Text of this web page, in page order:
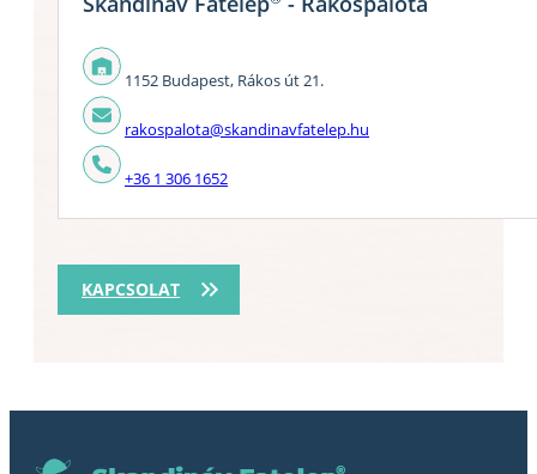
KAPCSOLAT
1152 Budapest, Rákos út 21.
rakospalota@skandinavfatelep.hu
+36 1 306 1652